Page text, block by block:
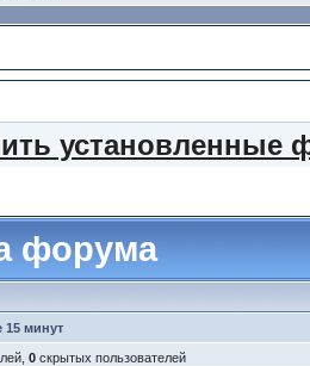
установленные
форума
15 минут
0скрытых пользователей